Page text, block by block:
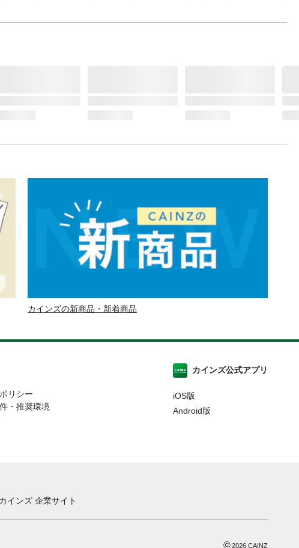
カインズの新商品・新着商品
リシー
・推奨環境
カインズ公式アプリ
iOS版
Android版
カインズ 企業サイト
©2026 CAINZ